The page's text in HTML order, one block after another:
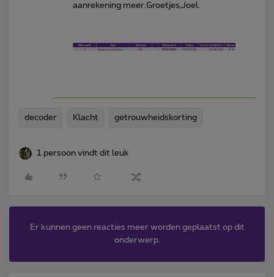
aanrekening meer.Groetjes,Joel.
decoder Klacht getrouwheidskorting
1 persoon vindt dit leuk
Er kunnen geen reacties meer worden geplaatst op dit
onderwerp.